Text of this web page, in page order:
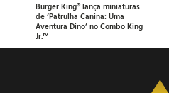
Burger King® lança miniaturas
de ‘Patrulha Canina: Uma
Aventura Dino’ no Combo King
Jr.™